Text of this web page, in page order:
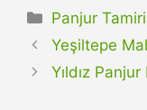
Kategoriler
Panjur Tamiri
Yeşiltepe
Yıldız Panjur